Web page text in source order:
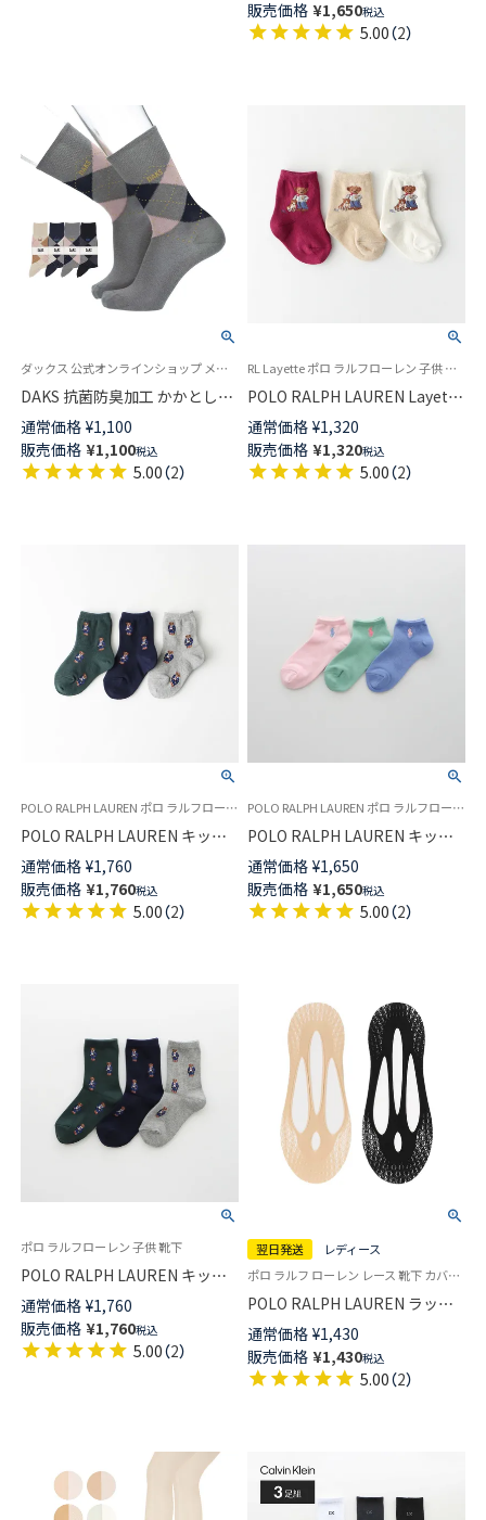
ーガニックコットン混 足底パイ
ル ユニセックス 【365日最短翌
販売価格 ¥1,650税込
5.00（2）
ダックス 公式オンラインショップ メンズ ソックス 靴下
DAKS 抗菌防臭加工 かかとしっ
かりホールド Newアーガイル
DDカット クルー丈 小寸 大寸 メ
ンズ カジュアルソックス
02512676
通常価格 ¥1,100
販売価格 ¥1,100税込
5.00（2）
RL Layette ポロ ラルフローレン 子供 靴下 2024FW
POLO RALPH LAUREN Layette
足底滑り止め付き アランアイル
ベア ポロベア ベビーソックス
04883175
通常価格 ¥1,320
販売価格 ¥1,320税込
5.00（2）
POLO RALPH LAUREN ポロ ラルフローレンキッズ 子供 靴下
POLO RALPH LAUREN キッズ
ソックス ミニベア ポロベア ク
ルー丈 日本製 04835200
通常価格 ¥1,760
販売価格 ¥1,760税込
5.00（2）
POLO RALPH LAUREN ポロ ラルフローレンキッズ 子供 靴下
POLO RALPH LAUREN キッズ
FLAT KNIT LOWCUT フラット
ニット スニーカー丈 ソックス
日本製 04803725
通常価格 ¥1,650
販売価格 ¥1,650税込
5.00（2）
ポロ ラルフローレン 子供 靴下
POLO RALPH LAUREN キッズ
ソックス ミニベア ポロベア ク
ルー丈 04863200
通常価格 ¥1,760
販売価格 ¥1,760税込
5.00（2）
翌日発送
レディース
ポロ ラルフ ローレン レース 靴下 カバーソックス 女性 婦人 旧01822262
POLO RALPH LAUREN ラッセ
ルネット フロントクロス レー
ス フットカバー レディース
【365日最短翌日発送】01822263
通常価格 ¥1,430
販売価格 ¥1,430税込
5.00（2）